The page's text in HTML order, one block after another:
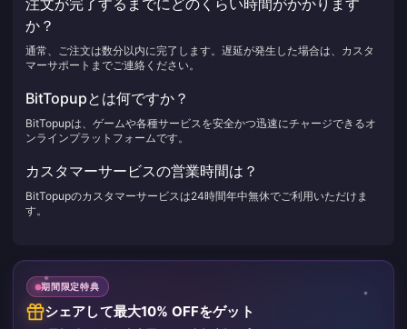
か？
通常、ご注文は数分以内に完了します。遅延が発生した場合は、カスタ
マーサポートまでご連絡ください。
BitTopupとは何ですか？
BitTopupは、ゲームや各種サービスを安全かつ迅速にチャージできるオ
ンラインプラットフォームです。
カスタマーサービスの営業時間は？
BitTopupのカスタマーサービスは24時間年中無休でご利用いただけま
す。
期間限定特典
シェアして最大10% OFFをゲット